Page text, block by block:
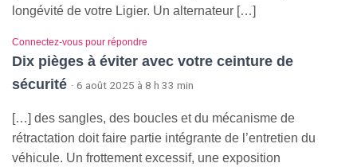
longévité de votre Ligier. Un alternateur […]
Connectez-vous pour répondre
Dix pièges à éviter avec votre ceinture de
sécurité · 6 août 2025 à 8 h 33 min
[…] des sangles, des boucles et du mécanisme de
rétractation doit faire partie intégrante de l’entretien du
véhicule. Un frottement excessif, une exposition